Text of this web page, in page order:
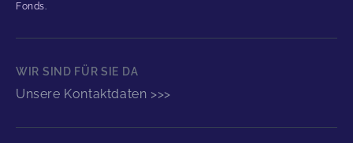
Fonds.
WIR SIND FÜR SIE DA
Unsere Kontaktdaten >>>